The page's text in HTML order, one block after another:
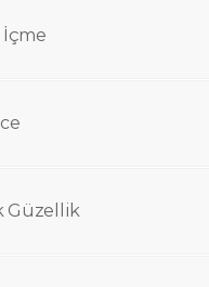
İçme
Güzellik